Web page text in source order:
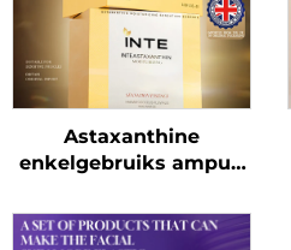
Astaxanthine
enkelgebruiks ampul-